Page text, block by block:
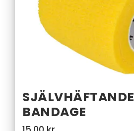
SJÄLVHÄFTANDE
BANDAGE